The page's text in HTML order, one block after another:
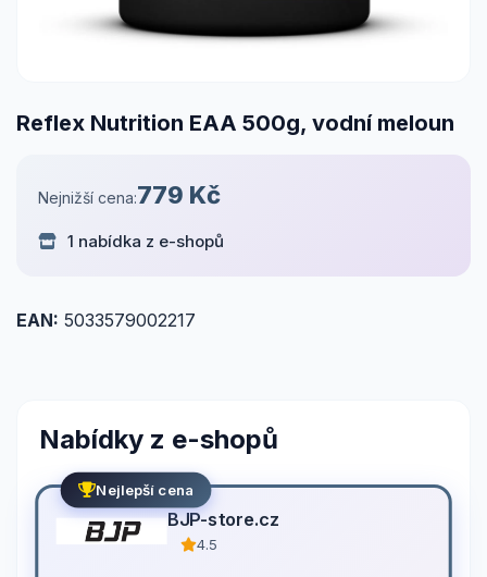
Reflex Nutrition EAA 500g, vodní meloun
Nejnižší cena:779 Kč
1 nabídka z e-shopů
EAN: 5033579002217
Nabídky z e-shopů
Nejlepší cena
BJP-store.cz
4.5